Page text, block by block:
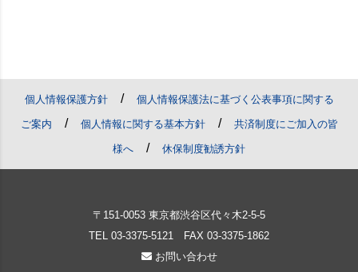
個人情報保護方針/ 個人情報保護法に基づく公表事項に関する
ご案内 / 個人情報に関する基本方針/ 共済制度にご加入の皆
様へ / 休保制度勧誘方針
〒151-0053 東京都渋谷区代々木2-5-5
TEL 03-3375-5121 FAX 03-3375-1862
お問い合わせ